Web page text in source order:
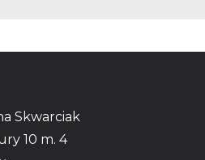
Skwarciak
10 m. 4